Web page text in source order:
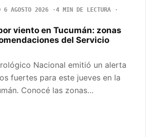
6 AGOSTO 2026
4 MIN DE LECTURA
viento en Tucumán: zonas
del Servicio
Nacional emitió un alerta
fuertes para este jueves en la
Conocé las zonas…